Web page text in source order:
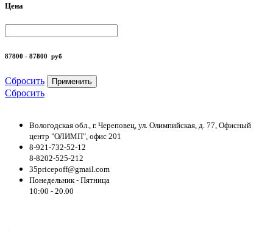
Цена
87800 - 87800 руб
Сбросить Применить
Сбросить
Вологодская обл., г. Череповец, ул. Олимпийская, д. 77, Офисный
центр "ОЛИМП", офис 201
8-921-732-52-12
8-8202-525-212
35pricepoff@gmail.com
Понедельник - Пятница
10:00 - 20.00